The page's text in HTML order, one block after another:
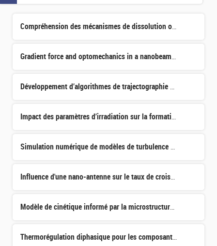
Compréhension des mécanismes de dissolution oxydante de (U,Pu)O2 en présence d'Ag(II) généré par ozonati
Gradient force and optomechanics in a nanobeam cavity
Développement d’algorithmes de trajectographie basés sur l’apprentissage automatique pour le détecteur U
Impact des paramètres d’irradiation sur la formation de la phase alpha’ dans les aciers renforcés par di
Simulation numérique de modèles de turbulence sur des maillages déformés
Influence d'une nano-antenne sur le taux de croisement intersystème d'une molécule unique
Modèle de cinétique informé par la microstructure : application aux explosifs solides
Thermorégulation diphasique pour les composants semiconducteurs Ultra Grand Gap en diamant